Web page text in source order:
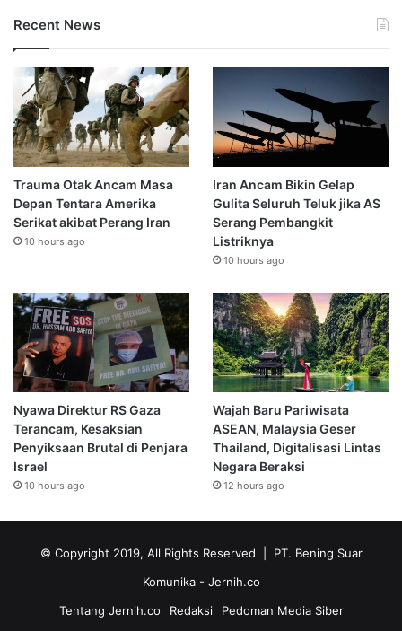
Recent News
Trauma Otak Ancam Masa
Depan Tentara Amerika
Serikat akibat Perang Iran
10 hours ago
Iran Ancam Bikin Gelap
Gulita Seluruh Teluk jika AS
Serang Pembangkit
Listriknya
10 hours ago
Nyawa Direktur RS Gaza
Terancam, Kesaksian
Penyiksaan Brutal di Penjara
Israel
10 hours ago
Wajah Baru Pariwisata
ASEAN, Malaysia Geser
Thailand, Digitalisasi Lintas
Negara Beraksi
12 hours ago
© Copyright 2019, All Rights Reserved | PT. Bening Suar
Komunika - Jernih.co
Tentang Jernih.co
Redaksi Pedoman Media Siber